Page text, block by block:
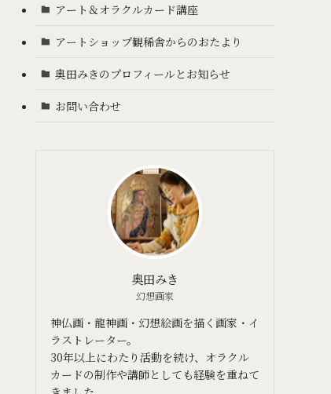
アート＆オラクルカード講座
アートショップ観稀舎からのおたより
奥田みきのプロフィールとお知らせ
お問い合わせ
奥田みき
幻想画家
神仏画・龍神画・幻想絵画を描く画家・イ
ラストレーター。
30年以上にわたり活動を続け、オラクル
カードの制作や講師としても経験を重ねて